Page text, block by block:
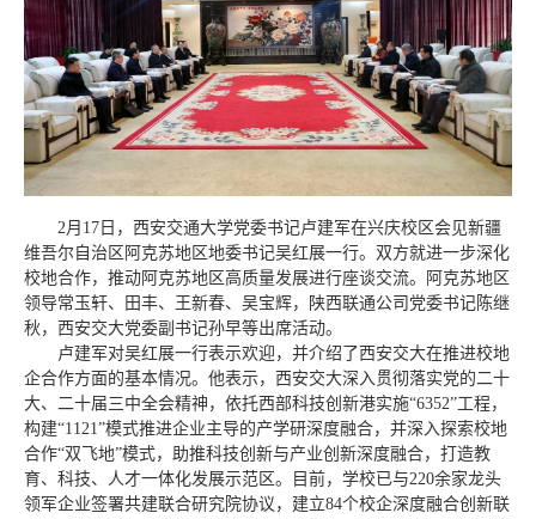
2月17日，西安交通大学党委书记卢建军在兴庆校区会见新疆
维吾尔自治区阿克苏地区地委书记吴红展一行。双方就进一步深化
校地合作，推动阿克苏地区高质量发展进行座谈交流。阿克苏地区
领导常玉轩、田丰、王新春、吴宝辉，陕西联通公司党委书记陈继
秋，西安交大党委副书记孙早等出席活动。
卢建军对吴红展一行表示欢迎，并介绍了西安交大在推进校地
企合作方面的基本情况。他表示，西安交大深入贯彻落实党的二十
大、二十届三中全会精神，依托西部科技创新港实施“6352”工程，
构建“1121”模式推进企业主导的产学研深度融合，并深入探索校地
合作“双飞地”模式，助推科技创新与产业创新深度融合，打造教
育、科技、人才一体化发展示范区。目前，学校已与220余家龙头
领军企业签署共建联合研究院协议，建立84个校企深度融合创新联